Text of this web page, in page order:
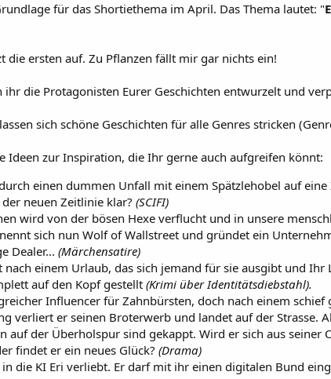
für das Shortiethema im April. Das Thema lautet: "
die ersten auf. Zu Pflanzen fällt mir gar nichts ein!
ihr die Protagonisten Eurer Geschichten entwurzelt und
sich schöne Geschichten für alle Genres stricken
Ideen zur Inspiration, die Ihr gerne auch aufgreifen könnt:
einen dummen Unfall mit einem Spätzlehobel auf eine
neuen Zeitlinie klar? (SCIFI)
wird von der bösen Hexe verflucht und in unsere
sich nun Wolf of Wallstreet und gründet ein
Dealer...(Märchensatire)
nach einem Urlaub, das sich jemand für sie ausgibt und Ihr
auf den Kopf gestellt(Krimi über Identitätsdiebstahl).
Influencer für Zahnbürsten, doch nach einem schief
verliert er seinen Broterwerb und landet auf der Strasse.
auf der Überholspur sind gekappt. Wird er sich aus seiner
findet er ein neues Glück?(Drama)
die KI Eri verliebt. Er darf mit ihr einen digitalen Bund